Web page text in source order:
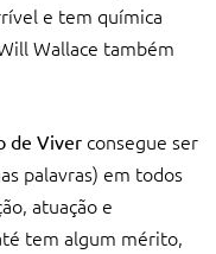
e tem química
Wallace também
de Viver consegue ser
palavras) em todos
atuação e
tem algum mérito,